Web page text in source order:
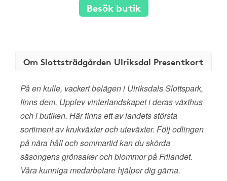
Besök butik
Om Slottsträdgården Ulriksdal Presentkort
På en kulle, vackert belägen i Ulriksdals Slottspark,
finns dem. Upplev vinterlandskapet i deras växthus
och i butiken. Här finns ett av landets största
sortiment av krukväxter och uteväxter. Följ odlingen
på nära håll och sommartid kan du skörda
säsongens grönsaker och blommor på Frilandet.
Våra kunniga medarbetare hjälper dig gärna.